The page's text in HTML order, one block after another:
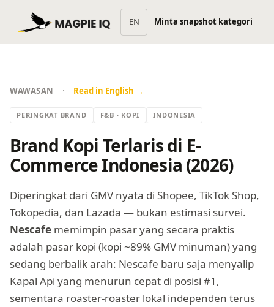
EN Minta snapshot kategori
WAWASAN · Read in English →
PERINGKAT BRAND F&B · KOPI INDONESIA
Brand Kopi Terlaris di E-
Commerce Indonesia (2026)
Diperingkat dari GMV nyata di Shopee, TikTok Shop,
Tokopedia, dan Lazada — bukan estimasi survei.
Nescafe memimpin pasar yang secara praktis
adalah pasar kopi (kopi ~89% GMV minuman) yang
sedang berbalik arah: Nescafe baru saja menyalip
Kapal Api yang menurun cepat di posisi #1,
sementara roaster-roaster lokal independen terus